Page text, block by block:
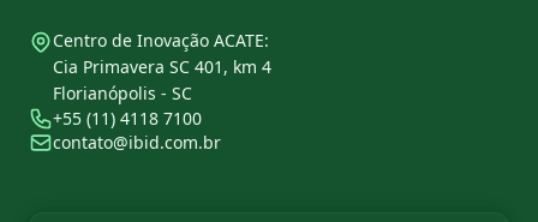
Centro de Inovação ACATE:
Cia Primavera SC 401, km 4
Florianópolis - SC
+55 (11) 4118 7100
contato@ibid.com.br